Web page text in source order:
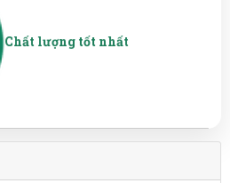
Chất lượng tốt nhất